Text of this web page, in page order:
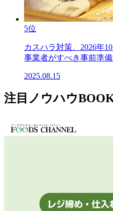
5位
カスハラ対策、2026年
事業者がすべき事前準
2025.08.15
注目ノウハウ